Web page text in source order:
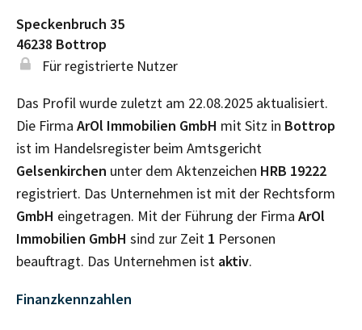
Speckenbruch 35
46238 Bottrop
Für registrierte Nutzer
Das Profil wurde zuletzt am 22.08.2025 aktualisiert.
Die Firma ArOl Immobilien GmbH mit Sitz in Bottrop
ist im Handelsregister beim Amtsgericht
Gelsenkirchen unter dem Aktenzeichen HRB 19222
registriert. Das Unternehmen ist mit der Rechtsform
GmbH eingetragen. Mit der Führung der Firma ArOl
Immobilien GmbH sind zur Zeit 1 Personen
beauftragt. Das Unternehmen ist aktiv.
Finanzkennzahlen